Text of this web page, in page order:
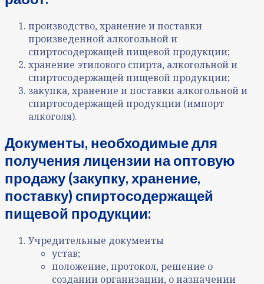
производство, хранение и поставки
произведенной алкогольной и
спиртосодержащей пищевой продукции;
хранение этилового спирта, алкогольной и
спиртосодержащей пищевой продукции;
закупка, хранение и поставки алкогольной и
спиртосодержащей продукции (импорт
алкоголя).
Документы, необходимые для
получения лицензии на оптовую
продажу (закупку, хранение,
поставку) спиртосодержащей
пищевой продукции:
Учредительные документы
устав;
положение, протокол, решение о
создании организации, о назначении